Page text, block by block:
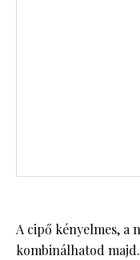
A cipő kényelmes, a
kombinálhatod majd.